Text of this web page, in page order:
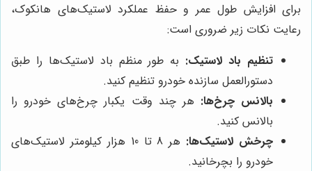
برای افزایش طول عمر و حفظ عملکرد لاستیک‌های هانکوک،
رعایت نکات زیر ضروری است:
تنظیم باد لاستیک: به طور منظم باد لاستیک‌ها را طبق
دستورالعمل سازنده خودرو تنظیم کنید.
بالانس چرخ‌ها: هر چند وقت یکبار چرخ‌های خودرو را
بالانس کنید.
چرخش لاستیک‌ها:
هر 8 تا 10 هزار کیلومتر لاستیک‌های
خودرو را بچرخانید.